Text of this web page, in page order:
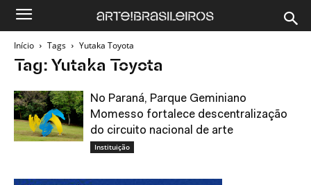
Início Tags Yutaka Toyota
Tag: Yutaka Toyota
No Paraná, Parque Geminiano
Momesso fortalece descentralização
do circuito nacional de arte
Instituição